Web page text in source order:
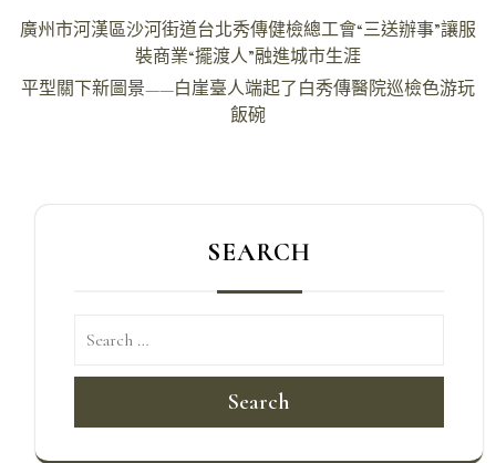
文
導
廣州市河漢區沙河街道台北秀傳健檢總工會“三送辦事”讓服
裝商業“擺渡人”融進城市生涯
平型關下新圖景——白崖臺人端起了白秀傳醫院巡檢色游玩
飯碗
SEARCH
Search